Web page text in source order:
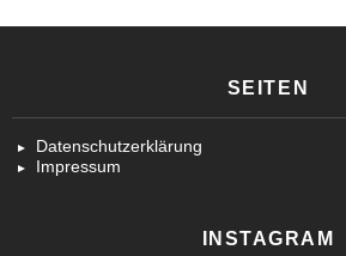
SEITEN
Datenschutzerklärung
Impressum
INSTAGRAM